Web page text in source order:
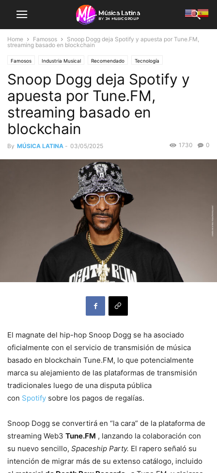
Home Famosos
Snoop Dogg deja Spotify y apuesta por Tune.FM,
streaming basado en blockchain
Famosos Industria Musical Recomendado Tecnología
Snoop Dogg deja Spotify y
apuesta por Tune.FM,
streaming basado en
blockchain
By MÚSICA LATINA - 03/05/2025 0
1730
El magnate del hip-hop Snoop Dogg se ha asociado
oficialmente con el servicio de transmisión de música
basado en blockchain Tune.FM, lo que potencialmente
marca su alejamiento de las plataformas de transmisión
tradicionales luego de una disputa pública
con Spotify sobre los pagos de regalías.
Snoop Dogg se convertirá en “la cara” de la plataforma de
streaming Web3 Tune.FM , lanzando la colaboración con
su nuevo sencillo, Spaceship Party. El rapero señaló su
intención de migrar más de su extenso catálogo, incluido